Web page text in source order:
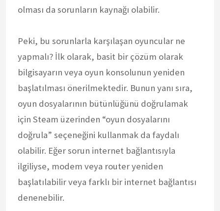
olması da sorunların kaynağı olabilir.
Peki, bu sorunlarla karşılaşan oyuncular ne
yapmalı? İlk olarak, basit bir çözüm olarak
bilgisayarın veya oyun konsolunun yeniden
başlatılması önerilmektedir. Bunun yanı sıra,
oyun dosyalarının bütünlüğünü doğrulamak
için Steam üzerinden “oyun dosyalarını
doğrula” seçeneğini kullanmak da faydalı
olabilir. Eğer sorun internet bağlantısıyla
ilgiliyse, modem veya router yeniden
başlatılabilir veya farklı bir internet bağlantısı
denenebilir.